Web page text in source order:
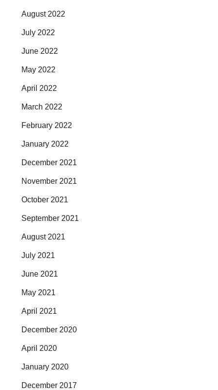
August 2022
July 2022
June 2022
May 2022
April 2022
March 2022
February 2022
January 2022
December 2021
November 2021
October 2021
September 2021
August 2021
July 2021
June 2021
May 2021
April 2021
December 2020
April 2020
January 2020
December 2017